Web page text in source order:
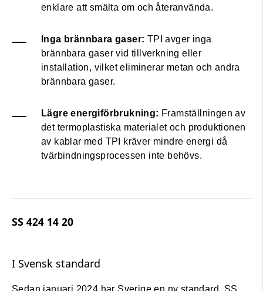
enklare att smälta om och återanvända.
Inga brännbara gaser: TPI avger inga
brännbara gaser vid tillverkning eller
installation, vilket eliminerar metan och andra
brännbara gaser.
Lägre energiförbrukning: Framställningen av
det termoplastiska materialet och produktionen
av kablar med TPI kräver mindre energi då
tvärbindningsprocessen inte behövs.
SS 424 14 20
I Svensk standard
Sedan januari 2024 har Sverige en ny standard, SS